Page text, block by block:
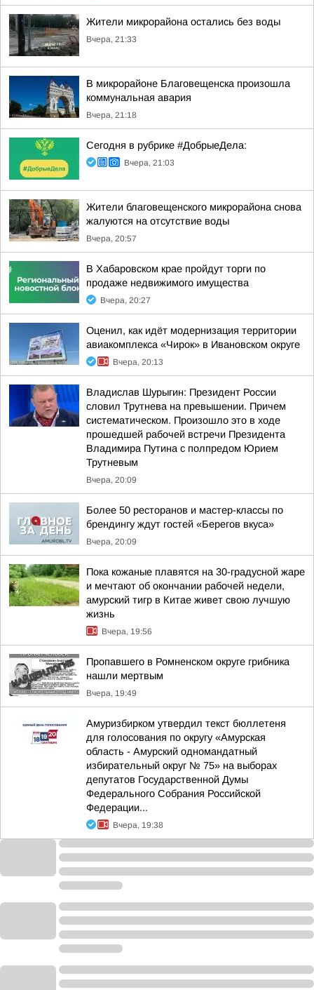
Жители микрорайона остались без воды
Вчера, 21:33
В микрорайоне Благовещенска произошла
коммунальная авария
Вчера, 21:18
Сегодня в рубрике #ДобрыеДела:
Вчера, 21:03
Жители благовещенского микрорайона снова
жалуются на отсутствие воды
Вчера, 20:57
В Хабаровском крае пройдут торги по
продаже недвижимого имущества
Вчера, 20:27
Оценил, как идёт модернизация территории
авиакомплекса «Чирок» в Ивановском округе
Вчера, 20:13
Владислав Шурыгин: Президент России
словил Трутнева на превышении. Причем
систематическом. Произошло это в ходе
прошедшей рабочей встречи Президента
Владимира Путина с полпредом Юрием
Трутневым
Вчера, 20:09
Более 50 ресторанов и мастер-классы по
брендингу ждут гостей «Берегов вкуса»
Вчера, 20:09
Пока кожаные плавятся на 30-градусной жаре
и мечтают об окончании рабочей недели,
амурский тигр в Китае живет свою лучшую
жизнь
Вчера, 19:56
Пропавшего в Ромненском округе грибника
нашли мертвым
Вчера, 19:49
Амуризбирком утвердил текст бюллетеня
для голосования по округу «Амурская
область - Амурский одномандатный
избирательный округ № 75» на выборах
депутатов Государственной Думы
Федерального Собрания Российской
Федерации...
Вчера, 19:38